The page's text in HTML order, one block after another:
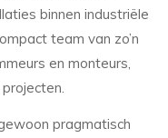
binnen industriële
team van zo’n
en monteurs,
pragmatisch